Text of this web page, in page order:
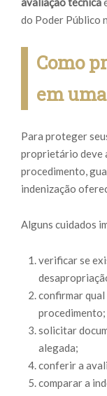
do Poder Público
Como
em
Para proteger
proprietário deve
procedimento,
indenização
Alguns cuidados
verificar se
confirmar
procedimento;
solicitar
alegada;
conferir a
comparar a